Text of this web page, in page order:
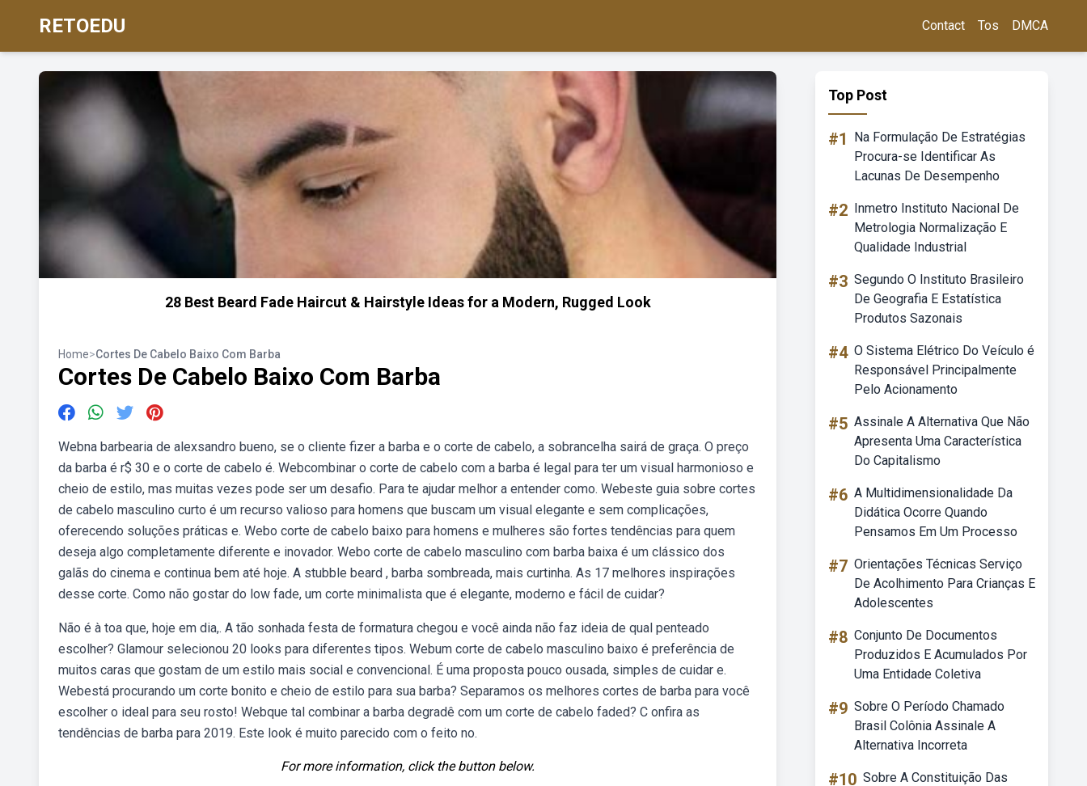
RETOEDU Contact Tos DMCA
28 Best Beard Fade Haircut & Hairstyle Ideas for a Modern, Rugged Look
Home>Cortes De Cabelo Baixo Com Barba
Cortes De Cabelo Baixo Com Barba
Webna barbearia de alexsandro bueno, se o cliente fizer a barba e o corte de cabelo, a sobrancelha sairá de graça. O preço
da barba é r$ 30 e o corte de cabelo é. Webcombinar o corte de cabelo com a barba é legal para ter um visual harmonioso e
cheio de estilo, mas muitas vezes pode ser um desafio. Para te ajudar melhor a entender como. Webeste guia sobre cortes
de cabelo masculino curto é um recurso valioso para homens que buscam um visual elegante e sem complicações,
oferecendo soluções práticas e. Webo corte de cabelo baixo para homens e mulheres são fortes tendências para quem
deseja algo completamente diferente e inovador. Webo corte de cabelo masculino com barba baixa é um clássico dos
galãs do cinema e continua bem até hoje. A stubble beard , barba sombreada, mais curtinha. As 17 melhores inspirações
desse corte. Como não gostar do low fade, um corte minimalista que é elegante, moderno e fácil de cuidar?
Não é à toa que, hoje em dia,. A tão sonhada festa de formatura chegou e você ainda não faz ideia de qual penteado
escolher? Glamour selecionou 20 looks para diferentes tipos. Webum corte de cabelo masculino baixo é preferência de
muitos caras que gostam de um estilo mais social e convencional. É uma proposta pouco ousada, simples de cuidar e.
Webestá procurando um corte bonito e cheio de estilo para sua barba? Separamos os melhores cortes de barba para você
escolher o ideal para seu rosto! Webque tal combinar a barba degradê com um corte de cabelo faded? C onfira as
tendências de barba para 2019. Este look é muito parecido com o feito no.
For more information, click the button below.
Top Post
#1
Na Formulação De Estratégias
Procura-se Identificar As
Lacunas De Desempenho
#2 Inmetro Instituto Nacional De
Metrologia Normalização E
Qualidade Industrial
#3 Segundo O Instituto Brasileiro
De Geografia E Estatística
Produtos Sazonais
#4 O Sistema Elétrico Do Veículo é
Responsável Principalmente
Pelo Acionamento
#5 Assinale A Alternativa Que Não
Apresenta Uma Característica
Do Capitalismo
#6 A Multidimensionalidade Da
Didática Ocorre Quando
Pensamos Em Um Processo
#7 Orientações Técnicas Serviço
De Acolhimento Para Crianças E
Adolescentes
#8 Conjunto De Documentos
Produzidos E Acumulados Por
Uma Entidade Coletiva
#9 Sobre O Período Chamado
Brasil Colônia Assinale A
Alternativa Incorreta
#10 Sobre A Constituição Das